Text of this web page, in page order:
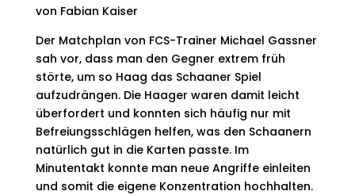
von Fabian Kaiser
Der Matchplan von FCS-Trainer Michael Gassner
sah vor, dass man den Gegner extrem früh
störte, um so Haag das Schaaner Spiel
aufzudrängen. Die Haager waren damit leicht
überfordert und konnten sich häufig nur mit
Befreiungsschlägen helfen, was den Schaanern
natürlich gut in die Karten passte. Im
Minutentakt konnte man neue Angriffe einleiten
und somit die eigene Konzentration hochhalten.